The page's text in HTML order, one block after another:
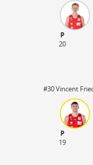
P
20
#30 Vincent
P
19